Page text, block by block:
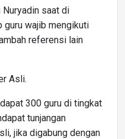
saat di
guru wajib mengikuti
referensi lain
Asli.
300 guru di tingkat
tunjangan
jika digabung dengan